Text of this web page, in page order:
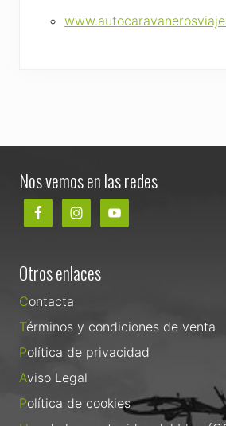
Nos vemos en las redes
Otros enlaces
Contacta
Términos y condiciones de venta
Política de privacidad
Aviso Legal
Política de cookies